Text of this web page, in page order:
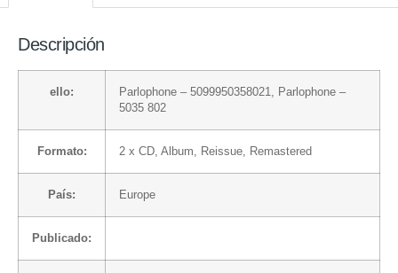
Descripción
ello: Parlophone – 5099950358021, Parlophone –
5035 802
Formato: 2 x CD, Album, Reissue, Remastered
País: Europe
Publicado: